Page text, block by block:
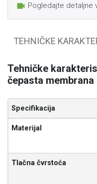
Pogledajte
TEHNIČKE
Tehničke
čepasta membrana
Detaljne tehničke
Specifikacija
Materijal
Tlačna čvrstoća